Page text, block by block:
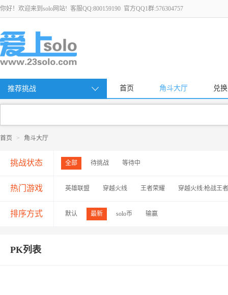
你好！欢迎来到solo网站! 客服QQ:800159190 官方QQ1群:576304757
推荐挑战 首页 角斗大厅 兑
首页 > 角斗大厅
挑战状态 全部 待挑战 等待中
热门游戏 英雄联盟 穿越火线 王者荣耀 穿越火线:枪战王者
排序方式 默认 最新 solo币 输赢
PK列表